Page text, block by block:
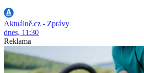
Aktuálně.cz - Zprávy
dnes, 11:30
Reklama